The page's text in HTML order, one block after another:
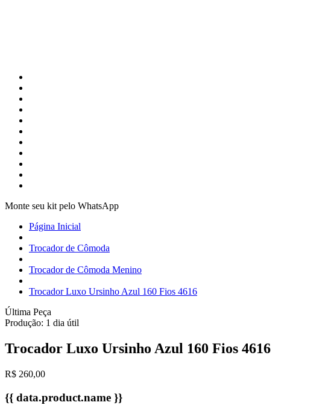
Monte seu kit pelo WhatsApp
Página Inicial
Trocador de Cômoda
Trocador de Cômoda Menino
Trocador Luxo Ursinho Azul 160 Fios 4616
Última Peça
Produção: 1 dia útil
Trocador Luxo Ursinho Azul 160 Fios 4616
R$ 260,00
{{ data.product.name }}